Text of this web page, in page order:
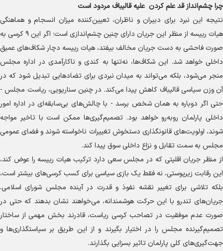
چرا چشم‌انداز قد علم کردن علیه قالیباف مردود است
نتیجه این نبرد برای دبیران و ناظران، تعیین‌کننده میزان انسجام و هماهنگی
هیات رییسه از منظر این جریان دارای چنین چشم‌اندازی است؛ اگر این ۹ کرسی به
صورت فاحشی به دست جریان مخالف بیفتد، هیات رییسه دچار شکاف‌های عمیق
داخلی خواهد شد. این شکاف‌ها، نه‌تنها به کندی و ناکارآمدی در اداره مجلس
منجر می‌شود، بلکه می‌تواند به میدان نبردی برای تضاد‌هایی تبدیل شود که در
آن وزن سیاسی قالیباف کاهش پیدا می‌کند. در چنین سناریویی، ریاست مجلس -
حتی اگر دوباره به همان شخص برسد - با چالش‌های بی‌سابقه‌ای در اداره امور
داخلی پارلمان روبه‌رو خواهد بود. تصمیم‌گیری‌ها ممکن است با تاخیر مواجه
شوند، اولویت‌های قانونگذاری دستخوش تغییرات ناخواسته شوند و فضای عمومی
مجلس به سمت تقابل و نزاع داخلی سوق پیدا کند.
از منظر جریان اقلیتی که در مجلس سعی دارد ترکیب هیات رییسه را عوض کند،
این رقابت زیرپوستی، نه فقط یک بازی سیاسی برای کسب کرسی‌های بیشتر است،
بلکه تلاشی برای تغییر نقشه نفوذ و قدرت در آینده مجلس شورای اسلامی.
جریان‌های تندرو با این حرکت هوشمندانه، می‌خواهند نشان بدهند که حتی در
صورت عدم موفقیت در تصاحب کرسی ریاست، قادرند بخش مهمی از ساختار
تصمیم‌گیرنده مجلس را در اختیار بگیرند و از این طریق بر سیاستگذاری‌ها و
جهت‌گیری‌های کلی پارلمان تاثیر بسزایی بگذارند.